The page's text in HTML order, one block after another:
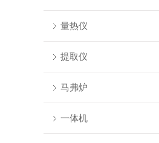
量热仪
提取仪
马弗炉
一体机